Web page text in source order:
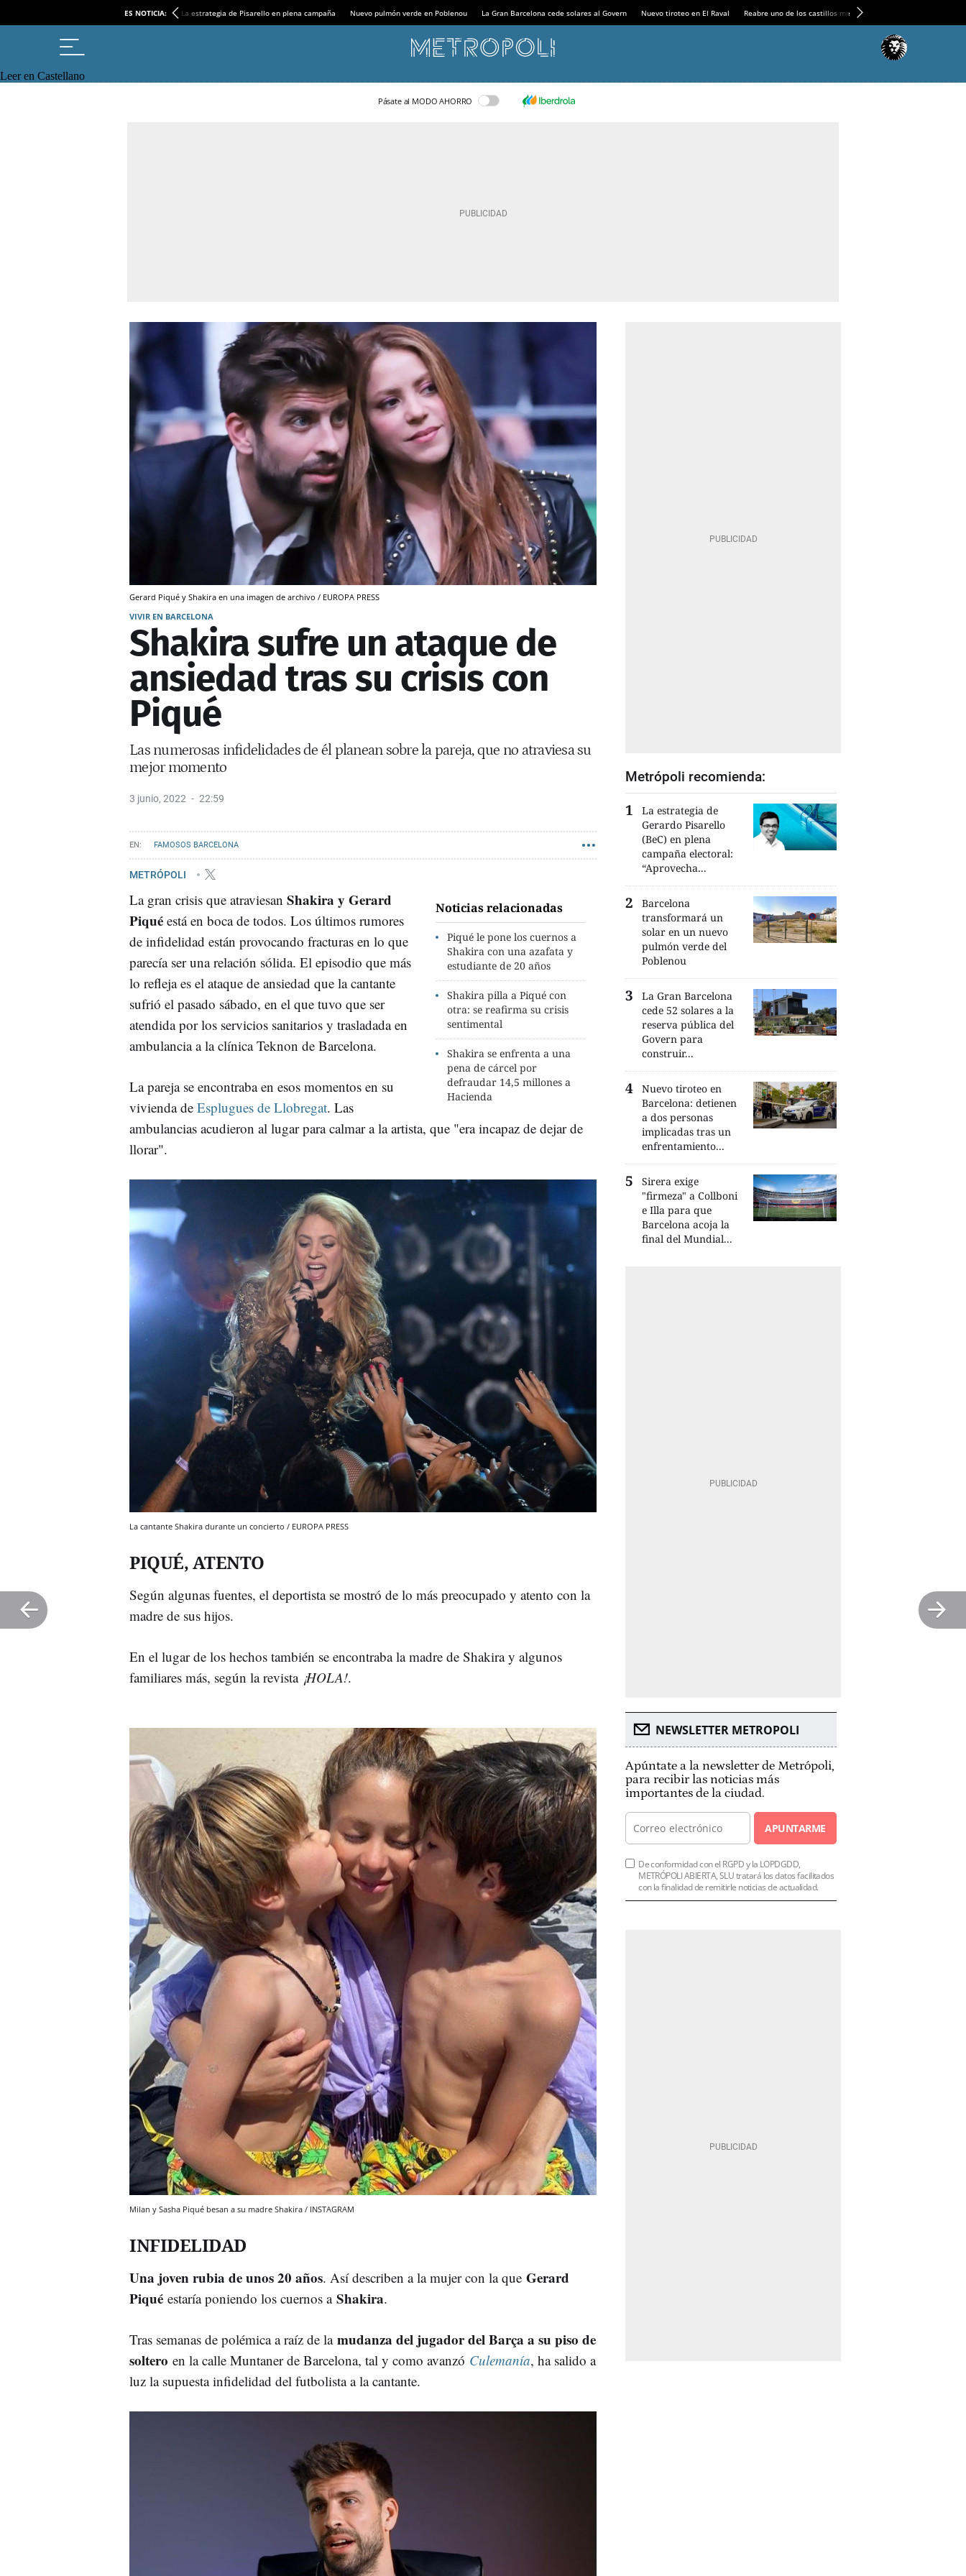
ES NOTICIA: La estrategia de Pisarello en plena campaña Nuevo pulmón verde en Poblenou La Gran Barcelona cede solares al Govern Nuevo tiroteo en El Raval Reabre uno de los castillos medievales más espectaculares
Leer en Castellano
Pásate al MODO AHORRO
Gerard Piqué y Shakira en una imagen de archivo / EUROPA PRESS
VIVIR EN BARCELONA
Shakira sufre un ataque de
ansiedad tras su crisis con
Piqué
Las numerosas infidelidades de él planean sobre la pareja, que no atraviesa su
mejor momento
3 junio, 2022 22:59
FAMOSOS BARCELONA
METRÓPOLI
Noticias relacionadas
Piqué le pone los cuernos a
Shakira con una azafata y
estudiante de 20 años
Shakira pilla a Piqué con
otra: se reafirma su crisis
sentimental
Shakira se enfrenta a una
pena de cárcel por
defraudar 14,5 millones a
Hacienda
La gran crisis que atraviesan Shakira y Gerard
Piqué está en boca de todos. Los últimos rumores
de infidelidad están provocando fracturas en lo que
parecía ser una relación sólida. El episodio que más
lo refleja es el ataque de ansiedad que la cantante
sufrió el pasado sábado, en el que tuvo que ser
atendida por los servicios sanitarios y trasladada en
ambulancia a la clínica Teknon de Barcelona.
La pareja se encontraba en esos momentos en su
vivienda de Esplugues de Llobregat. Las
ambulancias acudieron al lugar para calmar a la artista, que "era incapaz de dejar de
llorar".
La cantante Shakira durante un concierto / EUROPA PRESS
PIQUÉ, ATENTO
Según algunas fuentes, el deportista se mostró de lo más preocupado y atento con la
madre de sus hijos.
En el lugar de los hechos también se encontraba la madre de Shakira y algunos
familiares más, según la revista ¡HOLA!.
Milan y Sasha Piqué besan a su madre Shakira / INSTAGRAM
INFIDELIDAD
Una joven rubia de unos 20 años. Así describen a la mujer con la que Gerard
Piqué estaría poniendo los cuernos a Shakira.
Tras semanas de polémica a raíz de la mudanza del jugador del Barça a su piso de
soltero en la calle Muntaner de Barcelona, tal y como avanzó Culemanía, ha salido a
luz la supuesta infidelidad del futbolista a la cantante.
Metrópoli recomienda:
La estrategia de
Gerardo Pisarello
(BeC) en plena
campaña electoral:
“Aprovecha...
Barcelona
transformará un
solar en un nuevo
pulmón verde del
Poblenou
La Gran Barcelona
cede 52 solares a la
reserva pública del
Govern para
construir...
Nuevo tiroteo en
Barcelona: detienen
a dos personas
implicadas tras un
enfrentamiento...
Sirera exige
"firmeza" a Collboni
e Illa para que
Barcelona acoja la
final del Mundial...
NEWSLETTER METROPOLI
Apúntate a la newsletter de Metrópoli,
para recibir las noticias más
importantes de la ciudad.
APUNTARME
De conformidad con el RGPD y la LOPDGDD,
METRÓPOLI ABIERTA, SLU tratará los datos facilitados
con la finalidad de remitirle noticias de actualidad.